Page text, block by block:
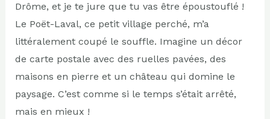
Drôme, et je te jure que tu vas être époustouflé !
Le Poët-Laval, ce petit village perché, m’a
littéralement coupé le souffle. Imagine un décor
de carte postale avec des ruelles pavées, des
maisons en pierre et un château qui domine le
paysage. C’est comme si le temps s’était arrêté,
mais en mieux !